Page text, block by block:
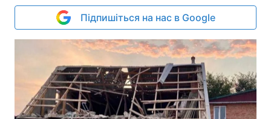
Підпишіться на нас в Google